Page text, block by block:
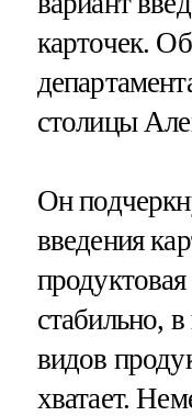
карточек.
столицы
Он
введения
продуктовая
стабильно,
видов
хватает.